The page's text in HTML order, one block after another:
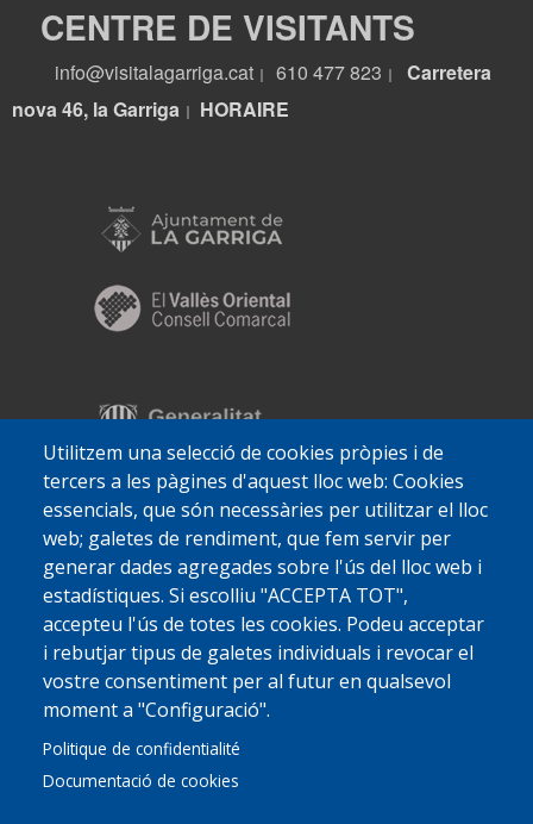
Utilitzem una selecció de cookies pròpies i de
tercers a les pàgines d'aquest lloc web: Cookies
essencials, que són necessàries per utilitzar el lloc
web; galetes de rendiment, que fem servir per
generar dades agregades sobre l'ús del lloc web i
estadístiques. Si escolliu "ACCEPTA TOT",
accepteu l'ús de totes les cookies. Podeu acceptar
i rebutjar tipus de galetes individuals i revocar el
vostre consentiment per al futur en qualsevol
moment a "Configuració".
Politique de confidentialité
Documentació de cookies
CENTRE DE VISITANTS
info@visitalagarriga.cat 610 477 823
Carretera
nova 46, la Garriga
HORAIRE